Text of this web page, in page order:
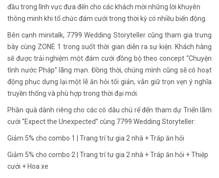
đầu trong lĩnh vực đưa đến cho các khách mời những lời khuyên
thông minh khi tổ chức đám cưới trong thời kỳ có nhiều biến động.
Bên cạnh minitalk, 7799 Wedding Storyteller cũng tham gia trưng
bày cùng ZONE 1 trong suốt thời gian diễn ra sự kiện. Khách hàng
sẽ được trải nghiệm một đám cưới đồng bộ theo concept “Chuyện
tình nước Pháp” lãng mạn. Đồng thời, chúng mình cũng sẽ có hoạt
động phục dựng lại một lễ ăn hỏi tối giản, vẫn giữ trọn vẹn ý nghĩa
truyền thống và phù hợp trong thời đại mới.
Phần quà dành riêng cho các cô dâu chú rể đến tham dự Triển lãm
cưới “Expect the Unexpected” cùng 7799 Wedding Storyteller:
Giảm 5% cho combo 1 | Trang trí tư gia 2 nhà + Tráp ăn hỏi
Giảm 5% cho combo 2 | Trang trí tư gia 2 nhà + Tráp ăn hỏi + Thiệp
cưới + Hoa xe